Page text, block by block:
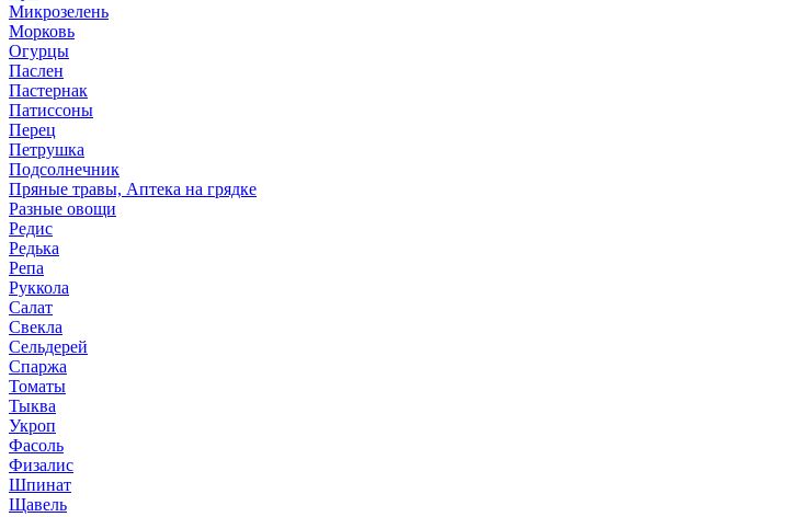
Микрозелень
Морковь
Огурцы
Паслен
Пастернак
Патиссоны
Перец
Петрушка
Подсолнечник
Пряные травы, Аптека на грядке
Разные овощи
Редис
Редька
Репа
Руккола
Салат
Свекла
Сельдерей
Спаржа
Томаты
Тыква
Укроп
Фасоль
Физалис
Шпинат
Щавель